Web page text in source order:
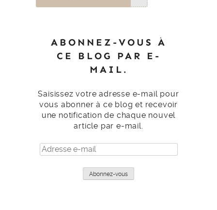
ABONNEZ-VOUS À
CE BLOG PAR E-
MAIL.
Saisissez votre adresse e-mail pour
vous abonner à ce blog et recevoir
une notification de chaque nouvel
article par e-mail.
Adresse
e-
Abonnez-vous